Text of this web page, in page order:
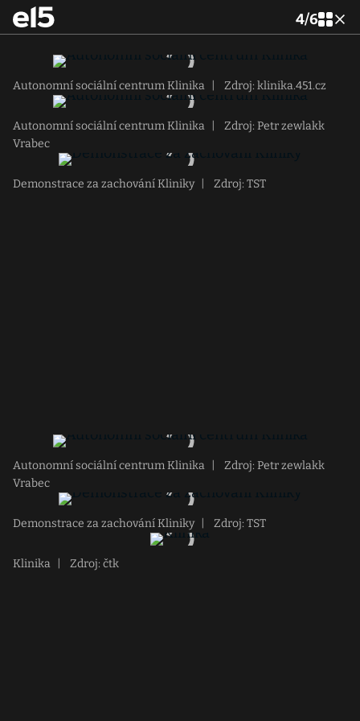
4/6
Autonomní sociální centrum Klinika Zdroj: klinika.451.cz
Autonomní sociální centrum Klinika
Zdroj: Petr zewlakk
Vrabec
Demonstrace za zachování Kliniky Zdroj: TST
Autonomní sociální centrum Klinika
Zdroj: Petr zewlakk
Vrabec
Demonstrace za zachování Kliniky Zdroj: TST
Klinika Zdroj: čtk